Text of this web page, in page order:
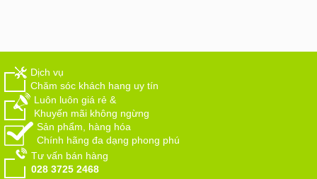
Dịch vụ
Chăm sóc khách hang uy tín
Luôn luôn giá rẻ &
Khuyến mãi không ngừng
Sản phẩm, hàng hóa
Chính hãng đa dạng phong phú
Tư vấn bán hàng
028 3725 2468